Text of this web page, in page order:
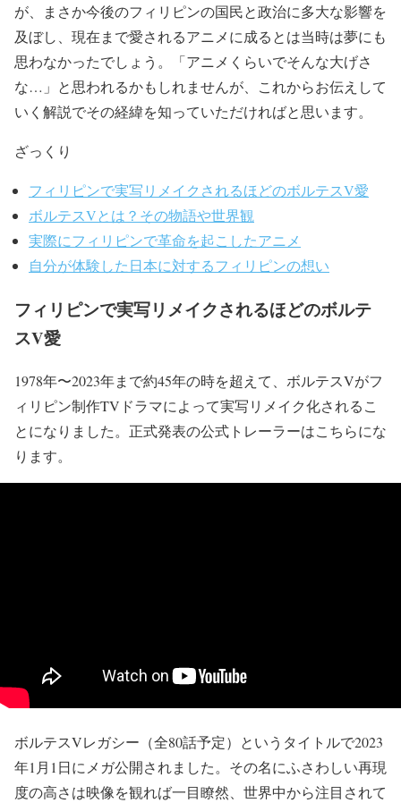
が、まさか今後のフィリピンの国民と政治に多大な影響を
及ぼし、現在まで愛されるアニメに成るとは当時は夢にも
思わなかったでしょう。「アニメくらいでそんな大げさ
な…」と思われるかもしれませんが、これからお伝えして
いく解説でその経緯を知っていただければと思います。
ざっくり
フィリピンで実写リメイクされるほどのボルテスV愛
ボルテスVとは？その物語や世界観
実際にフィリピンで革命を起こしたアニメ
自分が体験した日本に対するフィリピンの想い
フィリピンで実写リメイクされるほどのボルテ
スV愛
1978年〜2023年まで約45年の時を超えて、ボルテスVがフ
ィリピン制作TVドラマによって実写リメイク化されるこ
とになりました。正式発表の公式トレーラーはこちらにな
ります。
ボルテスVレガシー（全80話予定）というタイトルで2023
年1月1日にメガ公開されました。その名にふさわしい再現
度の高さは映像を観れば一目瞭然、世界中から注目されて